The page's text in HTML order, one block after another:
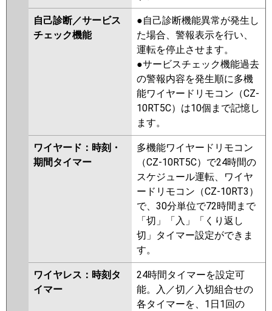
自己診断／サービス
チェック機能
●自己診断機能異常が発生し
た場合、警報表示を行い、
運転を停止させます。
●サービスチェック機能過去
の警報内容を発生順に多機
能ワイヤードリモコン（CZ-
10RT5C）は10個まで記憶し
ます。
ワイヤード：時刻・
期間タイマー
多機能ワイヤードリモコン
（CZ-10RT5C）で24時間の
スケジュール運転、ワイヤ
ードリモコン（CZ-10RT3）
で、30分単位で72時間まで
「切」「入」「くり返し
切」タイマー設定ができま
す。
ワイヤレス：時刻タ
イマー
24時間タイマーを設定可
能。入／切／入切組合せの
各タイマーを、1日1回の